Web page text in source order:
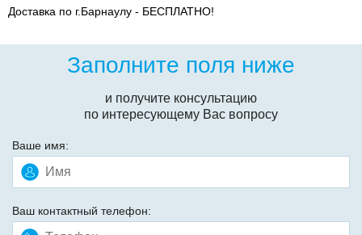
Доставка по г.Барнаулу - БЕСПЛАТНО!
Заполните поля ниже
и получите консультацию
по интересующему Вас вопросу
Ваше имя:
Ваш контактный телефон: